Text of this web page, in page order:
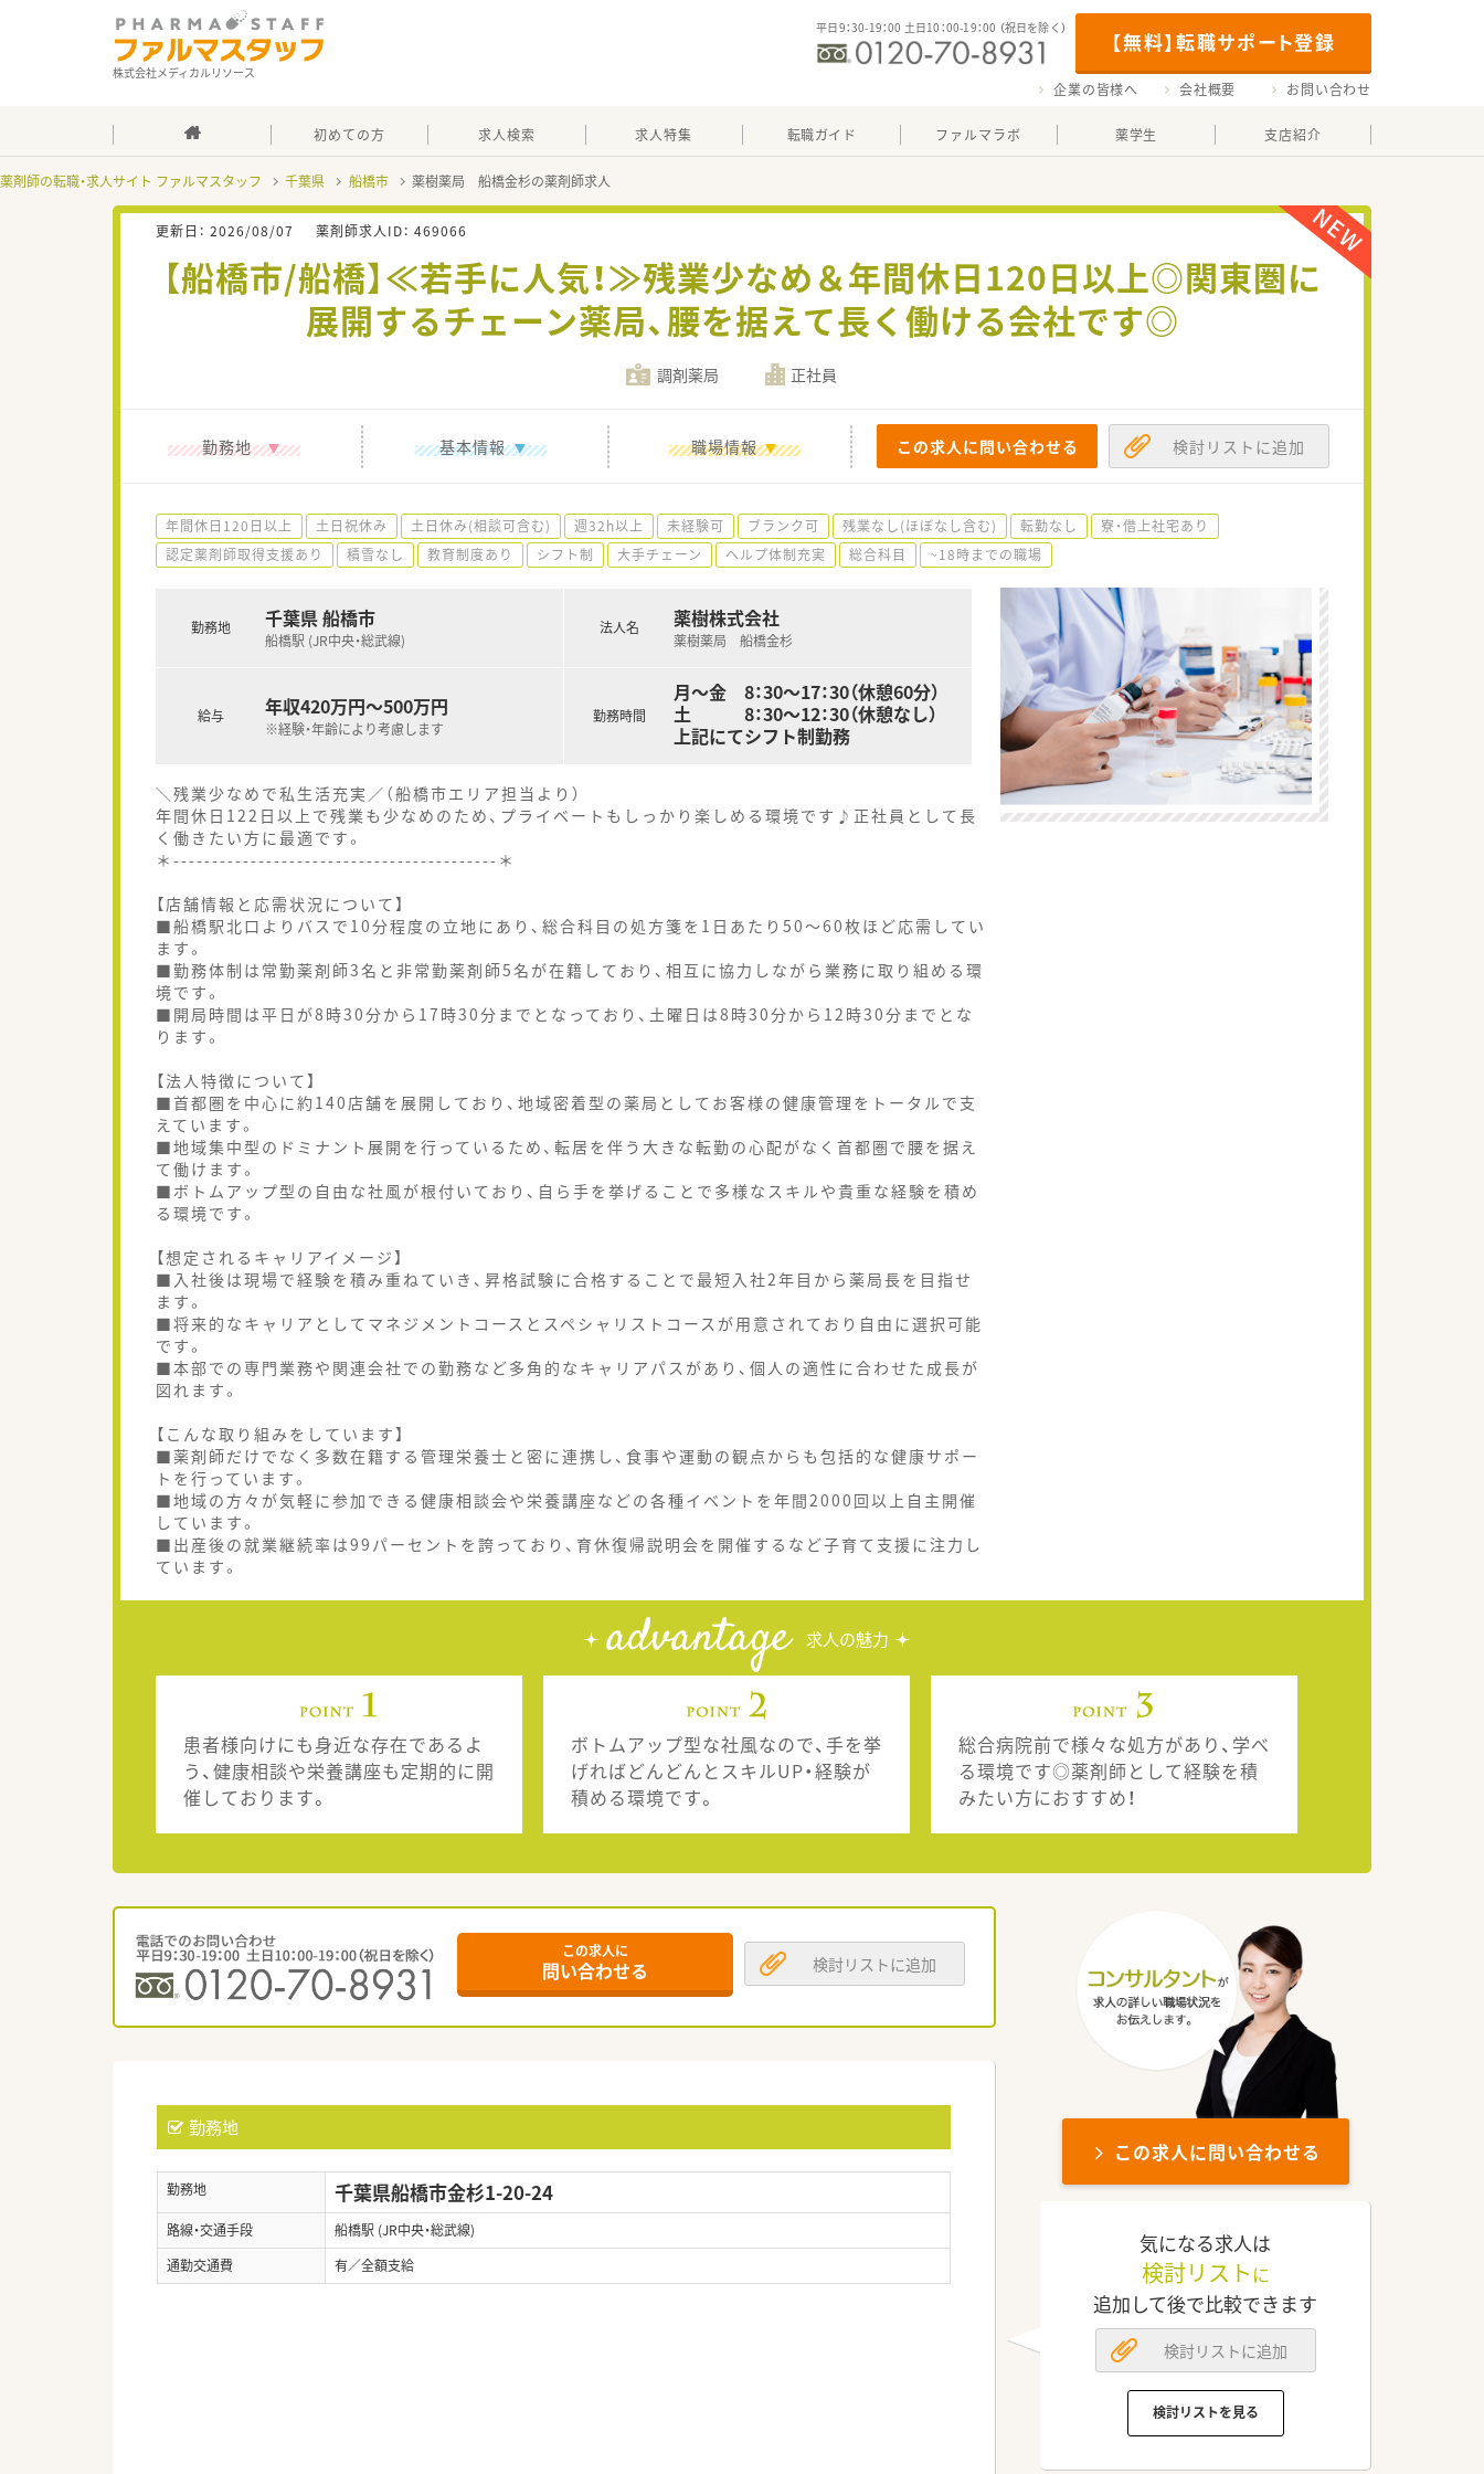
株式会社メディカルリソース
【無料】転職サポート登録
平日9：30-19：00 土日10：00-19：00 （祝日を除く）
企業の皆様へ 会社概要 お問い合わせ
初めての方 求人検索 求人特集 転職ガイド ファルマラボ 薬学生 支店紹介
薬剤師の転職・求人サイト ファルマスタッフ 千葉県 船橋市 薬樹薬局 船橋金杉の薬剤師求人
更新日： 2026/08/07 薬剤師求人ID： 469066
【船橋市/船橋】≪若手に人気！≫残業少なめ＆年間休日120日以上◎関東圏に
展開するチェーン薬局、腰を据えて長く働ける会社です◎
調剤薬局 正社員
勤務地 基本情報 職場情報 この求人に問い合わせる 検討リストに追加
年間休日120日以上 土日祝休み 土日休み(相談可含む) 週32h以上 未経験可 ブランク可 残業なし(ほぼなし含む) 転勤なし
寮・借上社宅あり
認定薬剤師取得支援あり
積雪なし 教育制度あり シフト制 大手チェーン ヘルプ体制充実 総合科目 ~18時までの職場
勤務地 千葉県 船橋市
船橋駅 (JR中央・総武線)
給与 年収420万円～500万円
※経験・年齢により考慮します
法人名 薬樹株式会社
薬樹薬局 船橋金杉
勤務時間
月～金 8：30～17：30（休憩60分）
土 8：30～12：30（休憩なし）
上記にてシフト制勤務
＼残業少なめで私生活充実／（船橋市エリア担当より）
年間休日122日以上で残業も少なめのため、プライベートもしっかり楽しめる環境です♪正社員として長
く働きたい方に最適です。
＊------------------------------------------＊
【店舗情報と応需状況について】
■船橋駅北口よりバスで10分程度の立地にあり、総合科目の処方箋を1日あたり50～60枚ほど応需してい
ます。
■勤務体制は常勤薬剤師3名と非常勤薬剤師5名が在籍しており、相互に協力しながら業務に取り組める環
境です。
■開局時間は平日が8時30分から17時30分までとなっており、土曜日は8時30分から12時30分までとな
ります。
【法人特徴について】
■首都圏を中心に約140店舗を展開しており、地域密着型の薬局としてお客様の健康管理をトータルで支
えています。
■地域集中型のドミナント展開を行っているため、転居を伴う大きな転勤の心配がなく首都圏で腰を据え
て働けます。
■ボトムアップ型の自由な社風が根付いており、自ら手を挙げることで多様なスキルや貴重な経験を積め
る環境です。
【想定されるキャリアイメージ】
■入社後は現場で経験を積み重ねていき、昇格試験に合格することで最短入社2年目から薬局長を目指せ
ます。
■将来的なキャリアとしてマネジメントコースとスペシャリストコースが用意されており自由に選択可能
です。
■本部での専門業務や関連会社での勤務など多角的なキャリアパスがあり、個人の適性に合わせた成長が
図れます。
【こんな取り組みをしています】
■薬剤師だけでなく多数在籍する管理栄養士と密に連携し、食事や運動の観点からも包括的な健康サポー
トを行っています。
■地域の方々が気軽に参加できる健康相談会や栄養講座などの各種イベントを年間2000回以上自主開催
しています。
■出産後の就業継続率は99パーセントを誇っており、育休復帰説明会を開催するなど子育て支援に注力し
ています。
advantage 求人の魅力
患者様向けにも身近な存在であるよ
う、健康相談や栄養講座も定期的に開
催しております。
ボトムアップ型な社風なので、手を挙
げればどんどんとスキルUP・経験が
積める環境です。
総合病院前で様々な処方があり、学べ
る環境です◎薬剤師として経験を積
みたい方におすすめ！
この求人に
問い合わせる 検討リストに追加
勤務地
勤務地 千葉県船橋市金杉1-20-24
路線・交通手段
船橋駅 (JR中央・総武線)
通勤交通費
有／全額支給
この求人に問い合わせる
気になる求人は
検討リスト に
追加して後で比較できます
検討リストに追加
検討リストを見る